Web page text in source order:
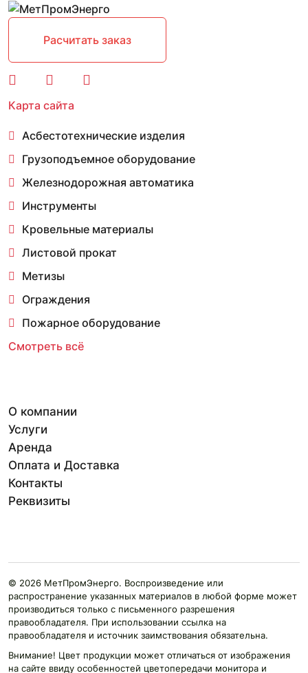
Расчитать заказ
Карта сайта
Асбестотехнические изделия
Грузоподъемное оборудование
Железнодорожная автоматика
Инструменты
Кровельные материалы
Листовой прокат
Метизы
Ограждения
Пожарное оборудование
Смотреть всё
О компании
Услуги
Аренда
Оплата и Доставка
Контакты
Реквизиты
© 2026 МетПромЭнерго. Воспроизведение или
распространение указанных материалов в любой форме может
производиться только с письменного разрешения
правообладателя. При использовании ссылка на
правообладателя и источник заимствования обязательна.
Внимание! Цвет продукции может отличаться от изображения
на сайте ввиду особенностей цветопередачи монитора и